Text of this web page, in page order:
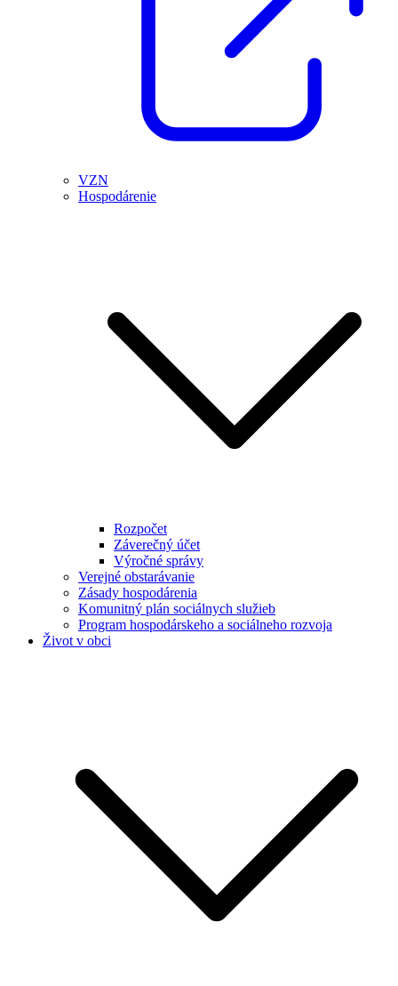
VZN
Hospodárenie
Rozpočet
Záverečný účet
Výročné správy
Verejné obstarávanie
Zásady hospodárenia
Komunitný plán sociálnych služieb
Program hospodárskeho a sociálneho rozvoja
Život v obci